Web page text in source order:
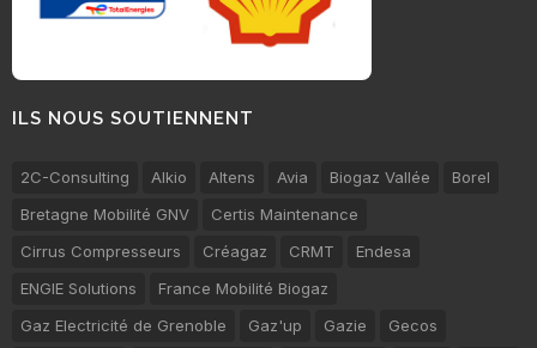
ILS NOUS SOUTIENNENT
2C-Consulting Alkio Altens Avia Biogaz Vallée
Borel
Bretagne Mobilité GNV
Certis Maintenance
Cirrus Compresseurs
Créagaz CRMT
Endesa
ENGIE Solutions
France Mobilité Biogaz
Gaz Electricité de Grenoble
Gaz'up Gazie
Gecos